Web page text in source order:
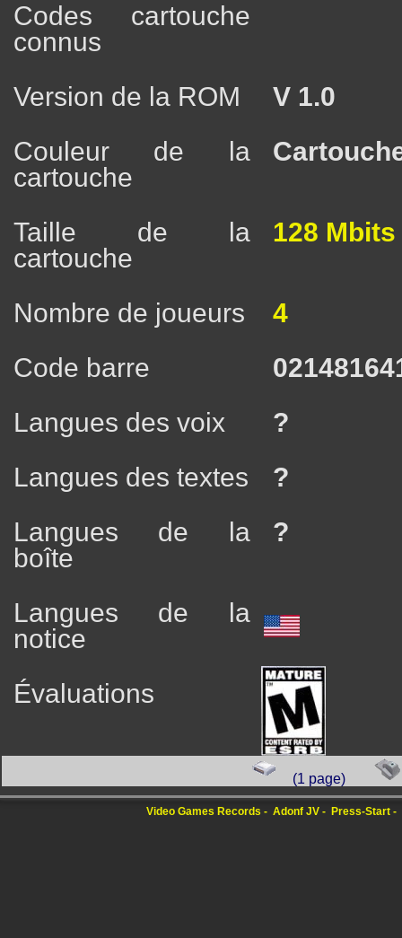
Codes cartouche
connus
Version de la ROM
V 1.0
Couleur de la
cartouche
Taille de la
cartouche
128 Mbits
Nombre de joueurs
4
Code barre
Langues des voix
?
Langues des textes
?
Langues de la
boîte
?
Langues de la
notice
Évaluations
(1 page)
Video Games Records Adonf JV Press-Start